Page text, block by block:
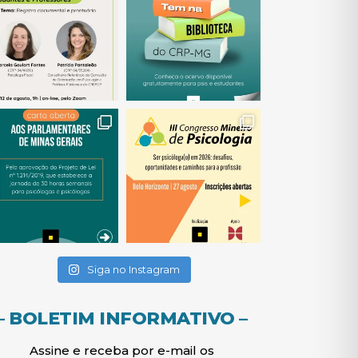
(abre em nova janela) (abre em nova janela)
Siga no Instagram(abre em nova janela)
BOLETIM INFORMATIVO –
Assine e receba por e-mail os